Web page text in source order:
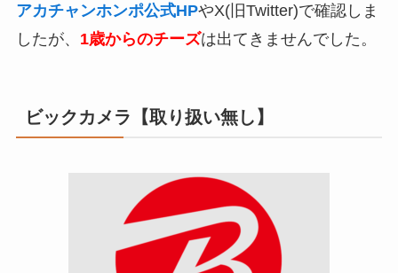
アカチャンホンポ公式HPやX(旧Twitter)で確認しま
したが、 1歳からのチーズは出てきませんでした。
ビックカメラ【取り扱い無し】